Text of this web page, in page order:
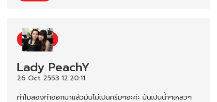
Lady PeachY
26 Oct 2553 12:20:11
ทำไมลองทำออกมาแล้วมันไม่เปนครีมๆอะค่ะ มันเปนน้ำๆเหลวๆ